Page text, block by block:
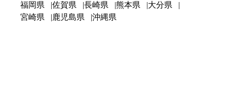
福岡県 佐賀県 長崎県 熊本県
大分県
宮崎県
鹿児島県 沖縄県